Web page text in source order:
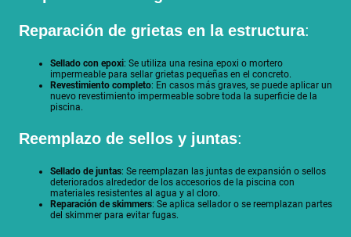
Reparación de grietas en la estructura:
Sellado con epoxi: Se utiliza una resina epoxi o mortero
impermeable para sellar grietas pequeñas en el concreto.
Revestimiento completo: En casos más graves, se puede aplicar un
nuevo revestimiento impermeable sobre toda la superficie de la
piscina.
Reemplazo de sellos y juntas:
Sellado de juntas: Se reemplazan las juntas de expansión o sellos
deteriorados alrededor de los accesorios de la piscina con
materiales resistentes al agua y al cloro.
Reparación de skimmers: Se aplica sellador o se reemplazan partes
del skimmer para evitar fugas.